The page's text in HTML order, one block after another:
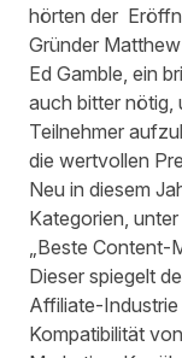
hörten der
Gründer
Ed Gamble, ein
auch bitter nötig,
Teilnehmer
die wertvollen
Neu in diesem
Kategorien,
„Beste Content-
Dieser spiegelt
Affiliate-
Kompatibilität